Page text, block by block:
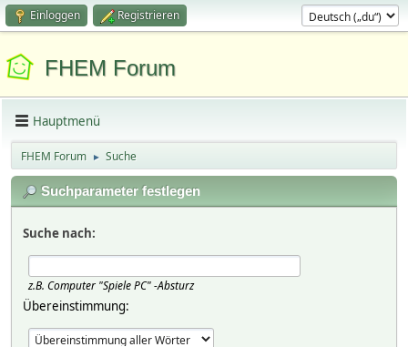
Einloggen Registrieren
FHEM Forum
Hauptmenü
FHEM Forum ► Suche
Suchparameter festlegen
Suche nach:
z.B. Computer "Spiele PC" -Absturz
Übereinstimmung: